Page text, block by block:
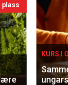
plass
KURS I